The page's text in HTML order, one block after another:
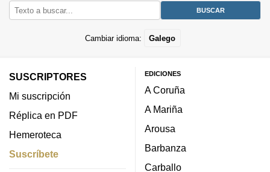
Cambiar idioma: Galego
SUSCRIPTORES
Mi suscripción
Réplica en PDF
Hemeroteca
Suscríbete
EDICIONES
A Coruña
A Mariña
Arousa
Barbanza
Carballo